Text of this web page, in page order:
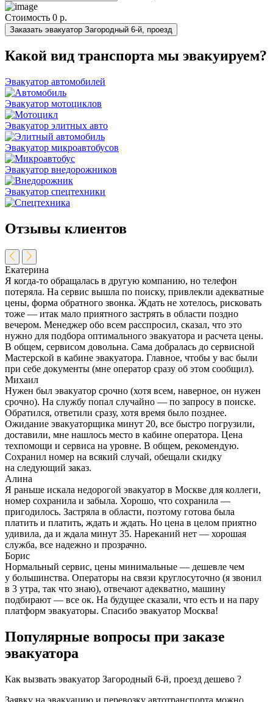
Стоимость 0 р.
Заказать эвакуатор Загородный 6-й, проезд
Какой вид транспорта мы эвакуируем?
Эвакуатор автомобилей
Эвакуатор мотоциклов
Эвакуатор элитных авто
Эвакуатор микроавтобусов
Эвакуатор внедорожников
Эвакуатор спецтехники
Отзывы клиентов
Екатерина
Я когда-то обращалась в другую компанию, но телефон
потеряла. На сервис вышла по поиску, привлекли адекватные
цены, форма обратного звонка. Ждать не хотелось, рисковать
тоже — итак мало приятного застрять в области поздно
вечером. Менеджер обо всем расспросил, сказал, что это
нужно для подбора оптимального эвакуатора и расчета цены.
В общем, сервисом довольна. Сама добралась до сервисной
Мастерской в кабине эвакуатора. Главное, чтобы у вас были
при себе документы (мне оператор сразу об этом сообщил).
Михаил
Нужен был эвакуатор срочно (хотя всем, наверное, он нужен
срочно). На службу попал случайно — по запросу в поиске.
Обратился, ответили сразу, хотя время было позднее.
Ожидание эвакуаторщика минут 20, все быстро погрузили,
доставили, мне нашлось место в кабине оператора. Цена
техпомощи и сервиса на уровне. В общем, рекомендую.
Сохранил номер на всякий случай, обещали скидку
на следующий заказ.
Алина
Я раньше искала недорогой эвакуатор в Москве для коллеги,
номер сохранила и забыла. Хорошо, что сохранила —
пригодилось. Застряла в области, поэтому готова была
платить и платить, ждать и ждать. Но цена в целом приятно
удивила, да и ждала минут 35. Нареканий нет — хорошая
служба, все надежно и прозрачно.
Борис
Нормальный сервис, цены минимальные — дешевле чем
у большинства. Операторы на связи круглосуточно (я звонил
в 3 утра, так что знаю), отвечают адекватно, машину
подбирают — все ок. На будущее сказали, что есть и на пару
платформ эвакуаторы. Спасибо эвакуатор Москва!
Популярные вопросы при заказе
эвакуатора
Как вызвать эвакуатор Загородный 6-й, проезд дешево ?
Заявку на эвакуацию и перевозку автотранспорта можно